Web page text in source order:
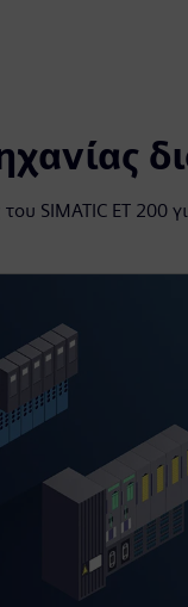
του SIMATIC ET